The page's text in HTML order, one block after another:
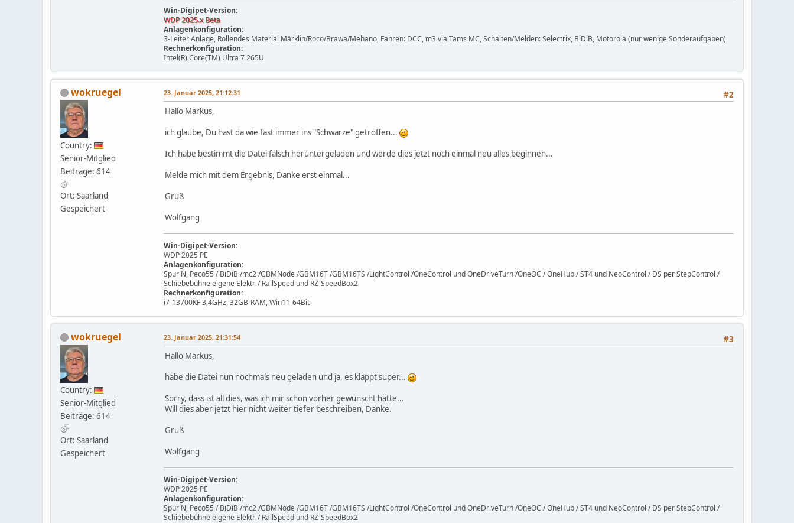
Win-Digipet-Version:
WDP 2025.x Beta
Anlagenkonfiguration:
3-Leiter Anlage, Rollendes Material Märklin/Roco/Brawa/Mehano, Fahren: DCC, m3 via Tams MC, Schalten/Melden: Selectrix, BiDiB, Motorola (nur wenige Sonderaufgaben)
Rechnerkonfiguration:
Intel(R) Core(TM) Ultra 7 265U
wokruegel
Country:
Senior-Mitglied
Beiträge: 614
Ort: Saarland
Gespeichert
#2
23. Januar 2025, 21:12:31
Hallo Markus,
ich glaube, Du hast da wie fast immer ins "Schwarze" getroffen...
Ich habe bestimmt die Datei falsch heruntergeladen und werde dies jetzt noch einmal neu alles beginnen...
Melde mich mit dem Ergebnis, Danke erst einmal...
Gruß
Wolfgang
Win-Digipet-Version:
WDP 2025 PE
Anlagenkonfiguration:
Spur N, Peco55 / BiDiB /mc2 /GBMNode /GBM16T /GBM16TS /LightControl /OneControl und OneDriveTurn /OneOC / OneHub / ST4 und NeoControl / DS per StepControl /
Schiebebühne eigene Elektr. / RailSpeed und RZ-SpeedBox2
Rechnerkonfiguration:
i7-13700KF 3,4GHz, 32GB-RAM, Win11-64Bit
wokruegel
Country:
Senior-Mitglied
Beiträge: 614
Ort: Saarland
Gespeichert
#3
23. Januar 2025, 21:31:54
Hallo Markus,
habe die Datei nun nochmals neu geladen und ja, es klappt super...
Sorry, dass ist all dies, was ich mir schon vorher gewünscht hätte...
Will dies aber jetzt hier nicht weiter tiefer beschreiben, Danke.
Gruß
Wolfgang
Win-Digipet-Version:
WDP 2025 PE
Anlagenkonfiguration:
Spur N, Peco55 / BiDiB /mc2 /GBMNode /GBM16T /GBM16TS /LightControl /OneControl und OneDriveTurn /OneOC / OneHub / ST4 und NeoControl / DS per StepControl /
Schiebebühne eigene Elektr. / RailSpeed und RZ-SpeedBox2